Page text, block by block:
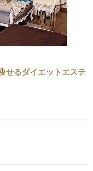
せるダイエットエステ